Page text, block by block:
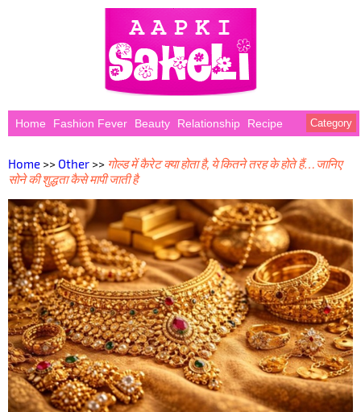
Home Fashion Fever Beauty Relationship Recipe Category
Home >> Other >> गोल्ड में कैरेट क्या होता है, ये कितने तरह के होते हैं…जानिए
सोने की शुद्धता कैसे मापी जाती है